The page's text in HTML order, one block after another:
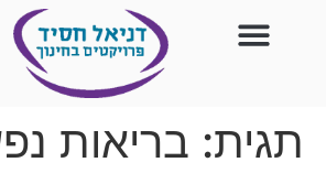
תגית: בריאות